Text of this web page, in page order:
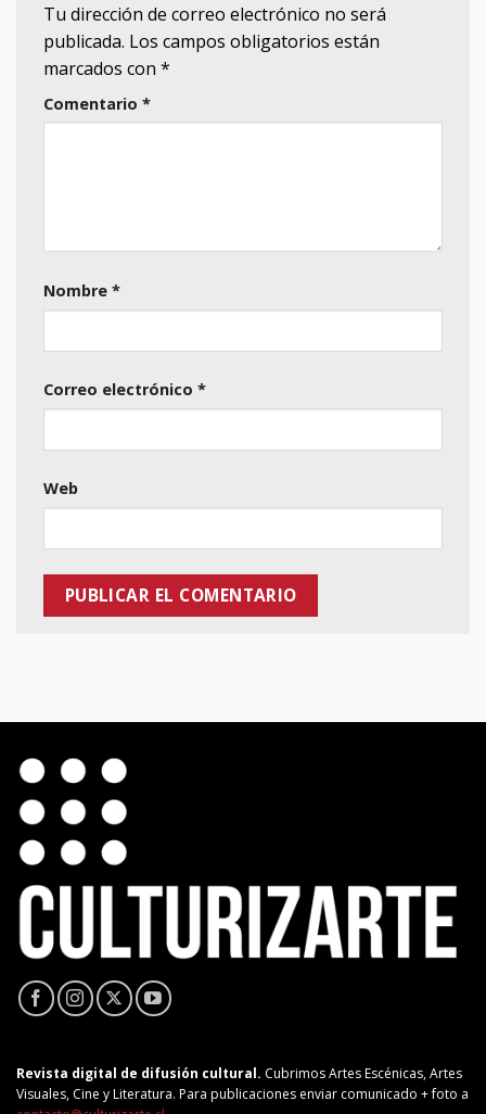
Tu dirección de correo electrónico no será
publicada. Los campos obligatorios están
marcados con *
Comentario *
Nombre *
Correo electrónico *
Web
Revista digital de difusión cultural. Cubrimos Artes Escénicas, Artes
Visuales, Cine y Literatura. Para publicaciones enviar comunicado + foto a